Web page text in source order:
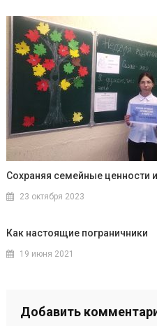
Сохраняя семейные ценности
23 октября 2023
Как настоящие пограничники
19 июня 2021
Добавить